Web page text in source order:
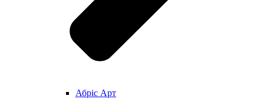
Абріс Арт